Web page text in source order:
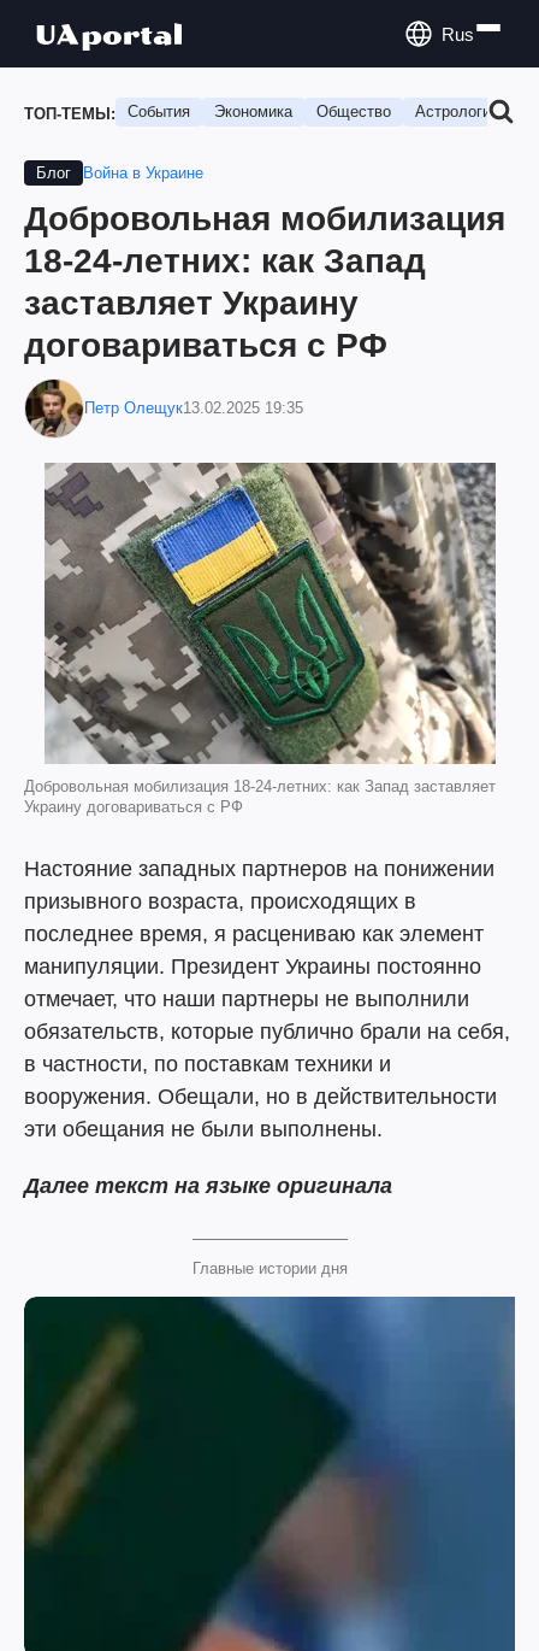
Rus
ТОП-ТЕМЫ: События Экономика Общество Астрология
Блог Война в Украине
Добровольная мобилизация
18-24-летних: как Запад
заставляет Украину
договариваться с РФ
Петр Олещук13.02.2025 19:35
Добровольная мобилизация 18-24-летних: как Запад заставляет
Украину договариваться с РФ
Настояние западных партнеров на понижении
призывного возраста, происходящих в
последнее время, я расцениваю как элемент
манипуляции. Президент Украины постоянно
отмечает, что наши партнеры не выполнили
обязательств, которые публично брали на себя,
в частности, по поставкам техники и
вооружения. Обещали, но в действительности
эти обещания не были выполнены.
Далее текст на языке оригинала
Главные истории дня